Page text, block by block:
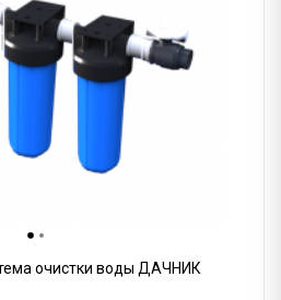
очистки воды ДАЧНИК